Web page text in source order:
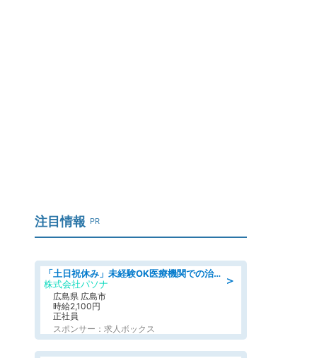
注目情報 PR
＞
「土日祝休み」未経験OK医療機関での治験コーディネーターのお仕事
株式会社パソナ
広島県 広島市
時給2,100円
正社員
スポンサー：求人ボックス